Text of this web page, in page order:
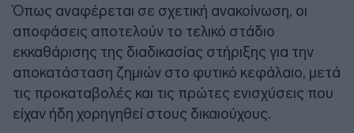
Όπως αναφέρεται σε σχετική ανακοίνωση, οι
αποφάσεις αποτελούν το τελικό στάδιο
εκκαθάρισης της διαδικασίας στήριξης για την
αποκατάσταση ζημιών στο φυτικό κεφάλαιο, μετά
τις προκαταβολές και τις πρώτες ενισχύσεις που
είχαν ήδη χορηγηθεί στους δικαιούχους.